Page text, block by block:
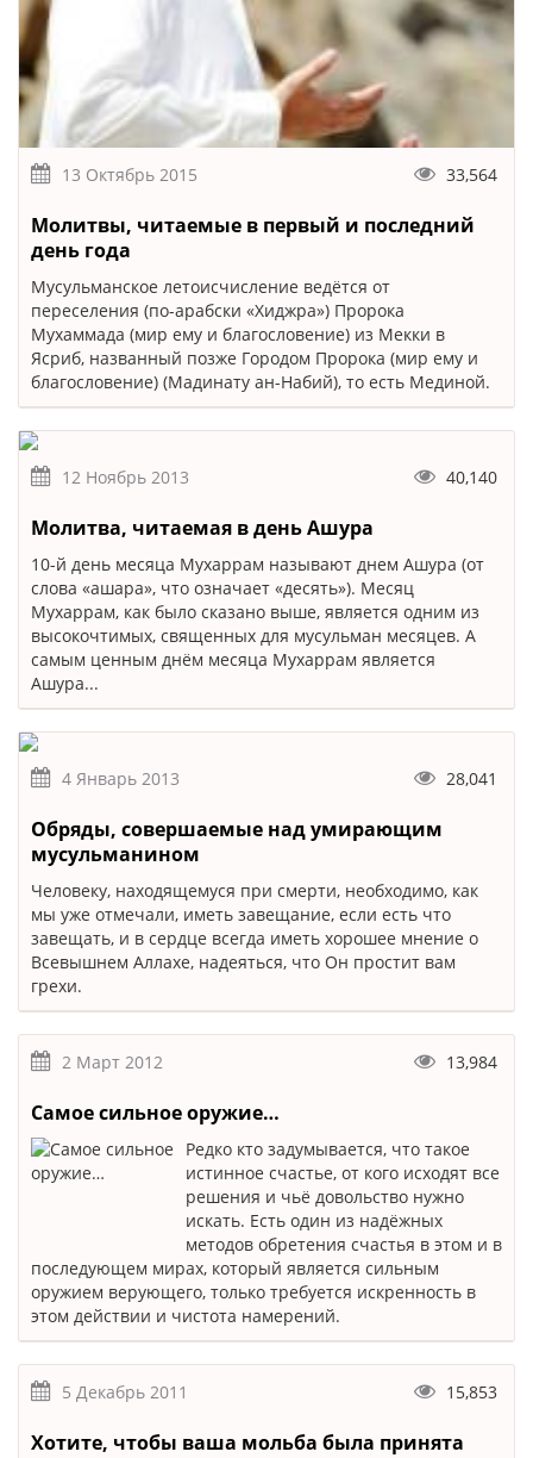
13 Октябрь 2015 33,564
Молитвы, читаемые в первый и последний
день года
Мусульманское летоисчисление ведётся от
переселения (по-арабски «Хиджра») Пророка
Мухаммада (мир ему и благословение) из Мекки в
Ясриб, названный позже Городом Пророка (мир ему и
благословение) (Мадинату ан-Набий), то есть Мединой.
12 Ноябрь 2013 40,140
Молитва, читаемая в день Ашура
10-й день месяца Мухаррам называют днем Ашура (от
слова «ашара», что означает «десять»). Месяц
Мухаррам, как было сказано выше, является одним из
высокочтимых, священных для мусульман месяцев. А
самым ценным днём месяца Мухаррам является
Ашура...
4 Январь 2013 28,041
Обряды, совершаемые над умирающим
мусульманином
Человеку, находящемуся при смерти, необходимо, как
мы уже отмечали, иметь завещание, если есть что
завещать, и в сердце всегда иметь хорошее мнение о
Всевышнем Аллахе, надеяться, что Он простит вам
грехи.
2 Март 2012 13,984
Самое сильное оружие…
Редко кто задумывается, что такое
истинное счастье, от кого исходят все
решения и чьё довольство нужно
искать. Есть один из надёжных
методов обретения счастья в этом и в
последующем мирах, который является сильным
оружием верующего, только требуется искренность в
этом действии и чистота намерений.
5 Декабрь 2011 15,853
Хотите, чтобы ваша мольба была принята